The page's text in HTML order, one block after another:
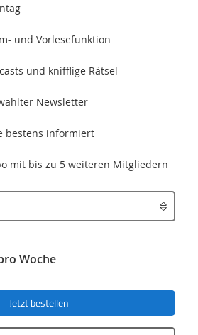
und Vorlesefunktion
und knifflige Rätsel
Newsletter
bestens informiert
mit bis zu 5 weiteren Mitgliedern
Woche
Jetzt bestellen